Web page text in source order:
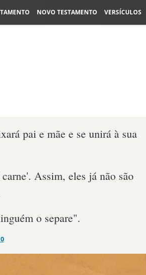
NOVO TESTAMENTO VERSÍCULOS
pai e mãe e se unirá à sua
Assim, eles já não são
o separe".